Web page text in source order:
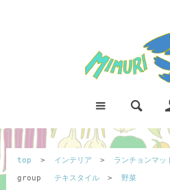
top > インテリア >
ランチョンマッ
group
テキスタイル > 野菜